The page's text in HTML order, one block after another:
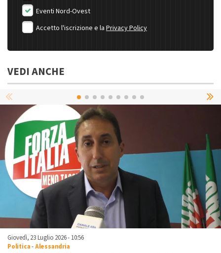
Eventi Nord-Ovest
Accetto l'iscrizione e la Privacy Policy
VEDI ANCHE
Giovedì, 23 Luglio 2026 - 10:56
Politica-Alessandria